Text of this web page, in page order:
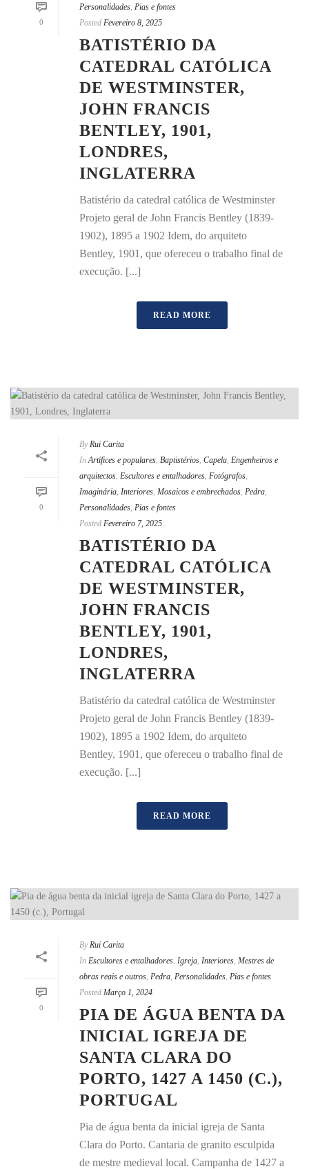
0
Personalidades, Pias e fontes
Posted Fevereiro 8, 2025
BATISTÉRIO DA
CATEDRAL CATÓLICA
DE WESTMINSTER,
JOHN FRANCIS
BENTLEY, 1901,
LONDRES,
INGLATERRA
Batistério da catedral católica de Westminster
Projeto geral de John Francis Bentley (1839-
1902), 1895 a 1902 Idem, do arquiteto
Bentley, 1901, que ofereceu o trabalho final de
execução. [...]
READ MORE
0
By Rui Carita
In Artífices e populares, Baptistérios, Capela, Engenheiros e
arquitectos, Escultores e entalhadores, Fotógrafos,
Imaginária, Interiores, Mosaicos e embrechados, Pedra,
Personalidades, Pias e fontes
Posted Fevereiro 7, 2025
BATISTÉRIO DA
CATEDRAL CATÓLICA
DE WESTMINSTER,
JOHN FRANCIS
BENTLEY, 1901,
LONDRES,
INGLATERRA
Batistério da catedral católica de Westminster
Projeto geral de John Francis Bentley (1839-
1902), 1895 a 1902 Idem, do arquiteto
Bentley, 1901, que ofereceu o trabalho final de
execução. [...]
READ MORE
0
By Rui Carita
In Escultores e entalhadores, Igreja, Interiores, Mestres de
obras reais e outros, Pedra, Personalidades, Pias e fontes
Posted Março 1, 2024
PIA DE ÁGUA BENTA DA
INICIAL IGREJA DE
SANTA CLARA DO
PORTO, 1427 A 1450 (C.),
PORTUGAL
Pia de água benta da inicial igreja de Santa
Clara do Porto. Cantaria de granito esculpida
de mestre medieval local. Campanha de 1427 a